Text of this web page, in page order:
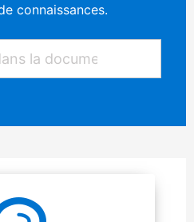
connaissances.